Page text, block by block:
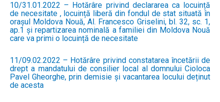
10/31.01.2022 – Hotărâre privind declararea ca locuință
de necesitate , locuință liberă din fondul de stat situată în
orașul Moldova Nouă, Al. Francesco Griselini, bl. 32, sc. 1,
ap.1 și repartizarea nominală a familiei din Moldova Nouă
care va primi o locuință de necesitate
11/09.02.2022 – Hotărâre privind constatarea încetării de
drept a mandatului de consilier local al domnului Cioloca
Pavel Gheorghe, prin demisie și vacantarea locului deținut
de acesta